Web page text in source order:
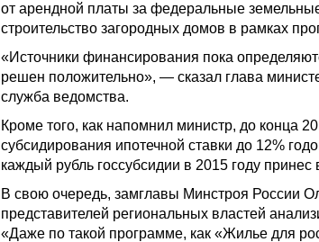
от арендной платы за федеральные
строительство загородных домов в рамках
«Источники финансирования пока
решен положительно», — сказал глава
служба ведомства.
Кроме того, как напомнил министр, до конца
субсидирования ипотечной ставки до 12%
каждый рубль госсубсидии в 2015 году
В свою очередь, замглавы Минстроя России
представителей региональных властей
«Даже по такой программе, как «Жилье для